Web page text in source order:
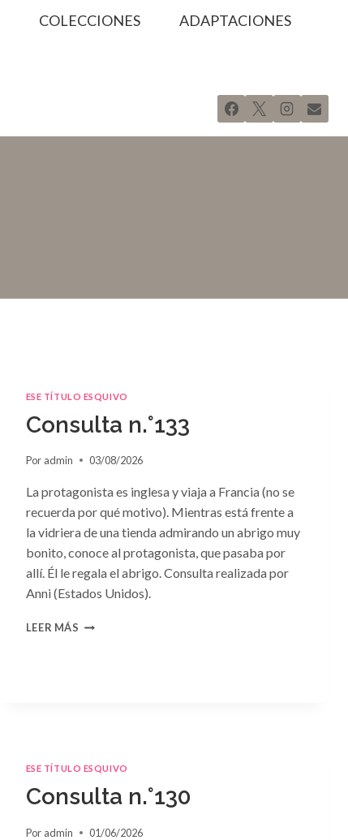
COLECCIONES ADAPTACIONES
ESE TÍTULO ESQUIVO
Consulta n.°133
Por admin 03/08/2026
La protagonista es inglesa y viaja a Francia (no se
recuerda por qué motivo). Mientras está frente a
la vidriera de una tienda admirando un abrigo muy
bonito, conoce al protagonista, que pasaba por
allí. Él le regala el abrigo. Consulta realizada por
Anni (Estados Unidos).
LEER MÁS CONSULTA
ESE TÍTULO ESQUIVO
Consulta n.°130
Por admin 01/06/2026